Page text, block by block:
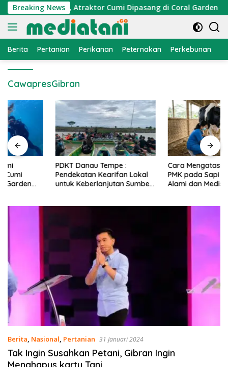
Langsung
ke
konten
Breaking News
Nelayan, Atraktor Cumi Dipasang di Coral Garden
Berita Pertanian Perikanan Peternakan Perkebunan
CawapresGibran
PDKT Danau Tempe :
Pendekatan Kearifan Lokal
untuk Keberlanjutan Sumber
Cara Mengatasi Penyakit
PMK pada Sapi Perah Secara
Alami dan Medis
Berita, Nasional, Pertanian 31 Januari 2024
Tak Ingin Susahkan Petani, Gibran Ingin